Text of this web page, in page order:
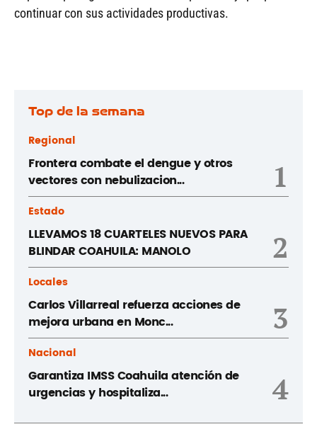
continuar con sus actividades productivas.
Top de la semana
Regional
Frontera combate el dengue y otros
vectores con nebulizacion...
1
Estado
LLEVAMOS 18 CUARTELES NUEVOS PARA
BLINDAR COAHUILA: MANOLO
2
Locales
Carlos Villarreal refuerza acciones de
mejora urbana en Monc...
3
Nacional
Garantiza IMSS Coahuila atención de
urgencias y hospitaliza...
4